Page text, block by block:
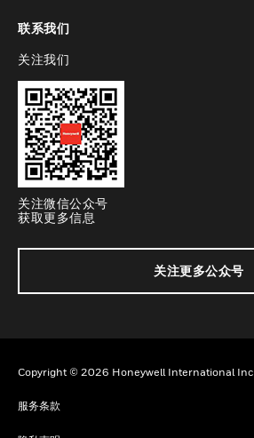
联系我们
toggle view
关注我们
关注微信公众号
获取更多信息
关注更多公众号
Copyright © 2026 Honeywell International Inc
服务条款